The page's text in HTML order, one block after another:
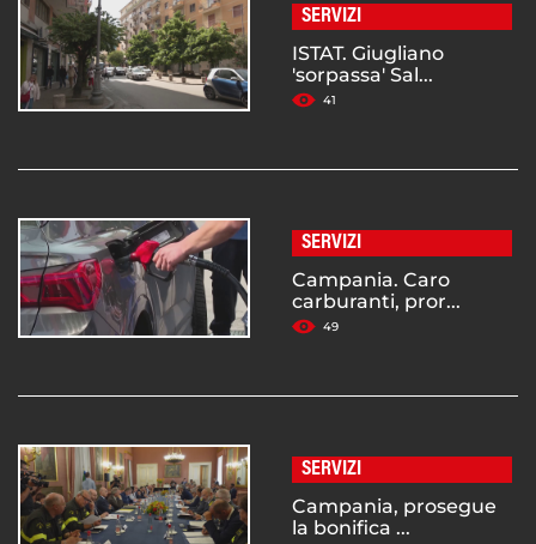
SERVIZI
ISTAT. Giugliano
'sorpassa' Sal...
41
SERVIZI
Campania. Caro
carburanti, pror...
49
SERVIZI
Campania, prosegue
la bonifica ...